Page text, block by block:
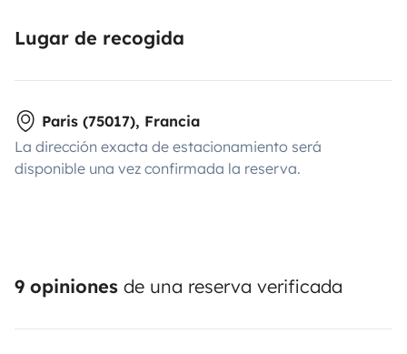
Lugar de recogida
Paris (75017), Francia
La dirección exacta de estacionamiento será
disponible una vez confirmada la reserva.
9 opiniones de una reserva verificada